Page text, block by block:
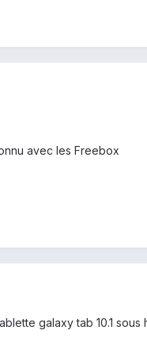
avec les Freebox
galaxy tab 10.1